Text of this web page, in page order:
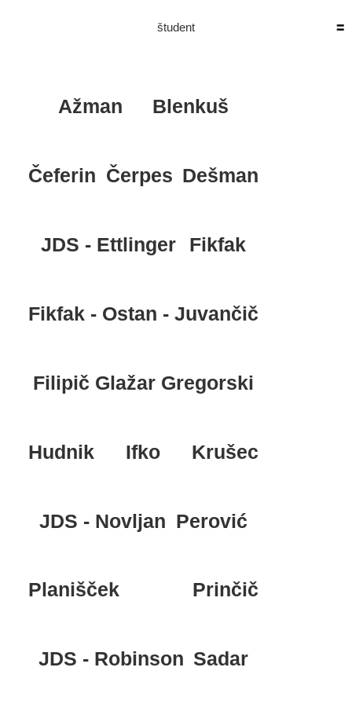
Ažman Blenkuš
Čeferin Čerpes Dešman
JDS - Ettlinger Fikfak
Fikfak - Ostan - Juvančič
Filipič Glažar Gregorski
Hudnik Ifko Krušec
JDS - Novljan Perović
Planišček Prinčič
JDS - Robinson Sadar
študent